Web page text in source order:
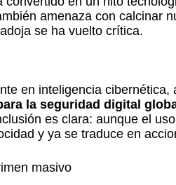
amenaza con calcinar
se ha vuelto crítica.
en inteligencia cibernética,
la seguridad digital
es clara: aunque el
y ya se traduce en
masivo